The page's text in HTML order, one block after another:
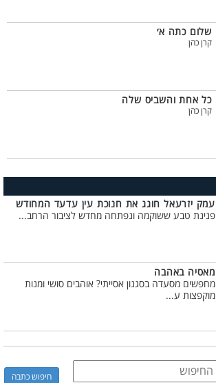
שלום כתה א׳
קרן כהן
כל אחת והשביס שלה
קרן כהן
עמק יזרעאל חוגג את חנוכת עין עדעד המחודש
פנינת טבע ששוקמה ונפתחה מחדש לציבור הרחב...
מאסיה באהבה
מחפשים מסעדה בסגנון אסייתי? אוהבים סושי ומנות
מוקפצות ע...